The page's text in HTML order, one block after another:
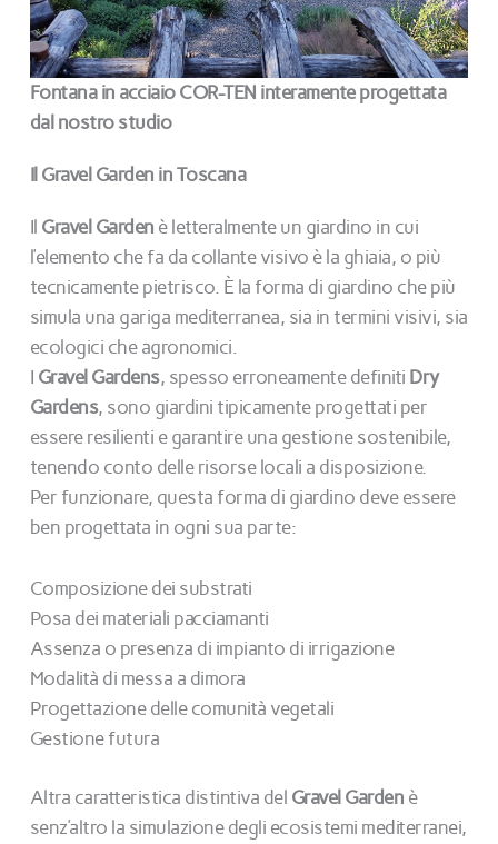
Fontana in acciaio COR-TEN interamente progettata
dal nostro studio
Il Gravel Garden in Toscana
Il Gravel Garden è letteralmente un giardino in cui
l’elemento che fa da collante visivo è la ghiaia, o più
tecnicamente pietrisco. È la forma di giardino che più
simula una gariga mediterranea, sia in termini visivi, sia
ecologici che agronomici.
I Gravel Gardens, spesso erroneamente definiti Dry
Gardens, sono giardini tipicamente progettati per
essere resilienti e garantire una gestione sostenibile,
tenendo conto delle risorse locali a disposizione.
Per funzionare, questa forma di giardino deve essere
ben progettata in ogni sua parte:
Composizione dei substrati
Posa dei materiali pacciamanti
Assenza o presenza di impianto di irrigazione
Modalità di messa a dimora
Progettazione delle comunità vegetali
Gestione futura
Altra caratteristica distintiva del Gravel Garden è
senz’altro la simulazione degli ecosistemi mediterranei,